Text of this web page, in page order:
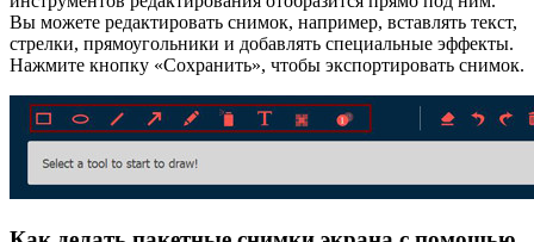
Вы можете редактировать снимок, например, вставлять текст,
стрелки, прямоугольники и добавлять специальные эффекты.
Нажмите кнопку «Сохранить», чтобы экспортировать снимок.